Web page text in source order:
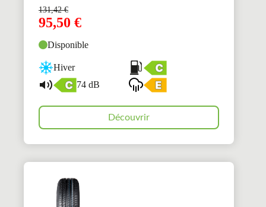
131,42€
95,50 €
Disponible
Hiver
74 dB
Découvrir